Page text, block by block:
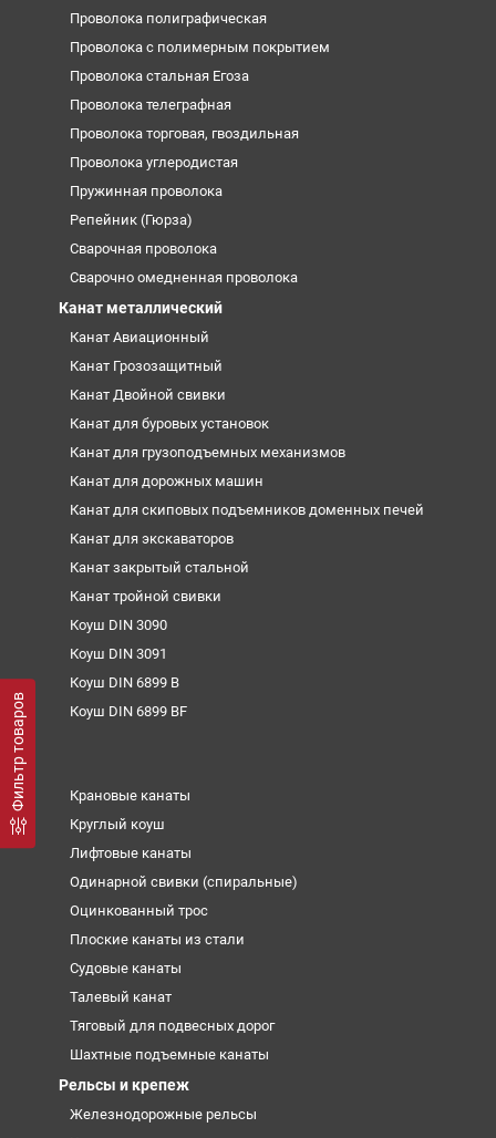
Фильтр товаров
Проволока полиграфическая
Проволока с полимерным покрытием
Проволока стальная Егоза
Проволока телеграфная
Проволока торговая, гвоздильная
Проволока углеродистая
Пружинная проволока
Репейник (Гюрза)
Сварочная проволока
Сварочно омедненная проволока
Канат металлический
Канат Авиационный
Канат Грозозащитный
Канат Двойной свивки
Канат для буровых установок
Канат для грузоподъемных механизмов
Канат для дорожных машин
Канат для скиповых подъемников доменных печей
Канат для экскаваторов
Канат закрытый стальной
Канат тройной свивки
Коуш DIN 3090
Коуш DIN 3091
Коуш DIN 6899 B
Коуш DIN 6899 BF
Крановые канаты
Круглый коуш
Лифтовые канаты
Одинарной свивки (спиральные)
Оцинкованный трос
Плоские канаты из стали
Судовые канаты
Талевый канат
Тяговый для подвесных дорог
Шахтные подъемные канаты
Рельсы и крепеж
Железнодорожные рельсы